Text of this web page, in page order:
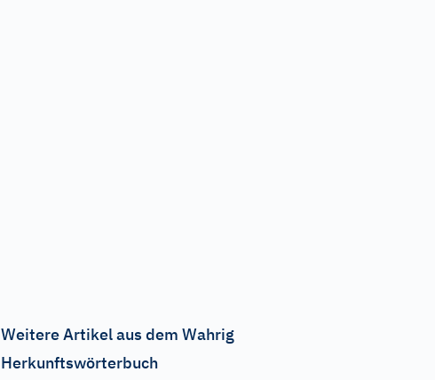
Weitere Artikel aus dem Wahrig
Herkunftswörterbuch